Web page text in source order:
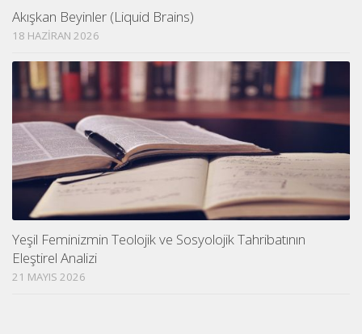
Akışkan Beyinler (Liquid Brains)
18 HAZIRAN 2026
Yeşil Feminizmin Teolojik ve Sosyolojik Tahribatının
Eleştirel Analizi
21 MAYIS 2026